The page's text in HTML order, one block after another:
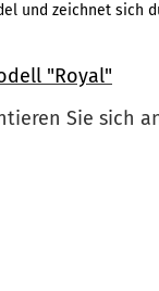
und zeichnet sich
"Royal"
Sie sich